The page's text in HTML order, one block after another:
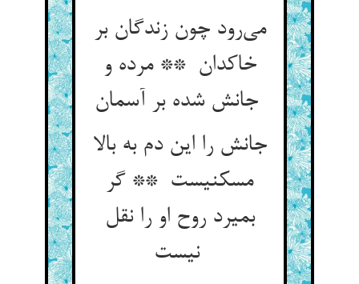
می‌رود چون زندگان بر
خاکدان ** مرده و
جانش را این دم به بالا
مسکنیست ** گر
بمیرد روح او را نقل
نیست